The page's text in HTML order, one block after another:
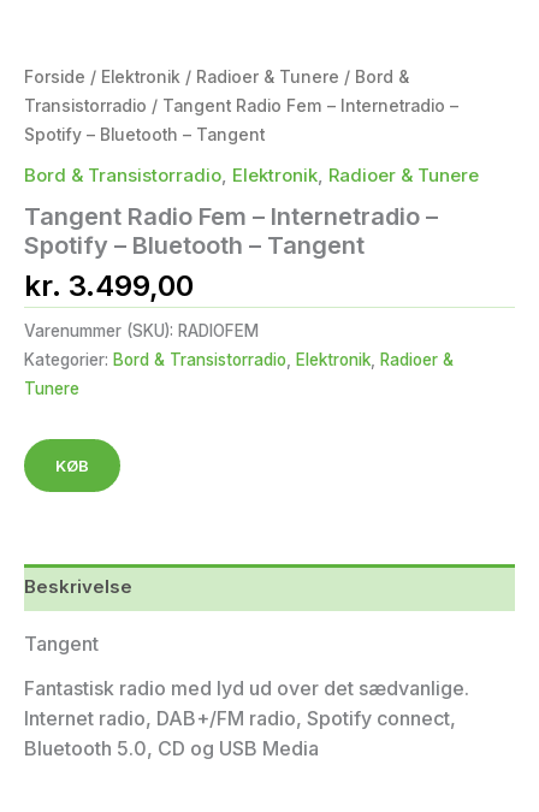
Forside / Elektronik / Radioer & Tunere / Bord &
Transistorradio / Tangent Radio Fem – Internetradio –
Spotify – Bluetooth – Tangent
Bord & Transistorradio, Elektronik, Radioer & Tunere
Tangent Radio Fem – Internetradio –
Spotify – Bluetooth – Tangent
kr. 3.499,00
Varenummer (SKU): RADIOFEM
Kategorier: Bord & Transistorradio Elektronik
Radioer &
Tunere
KØB
Beskrivelse
Tangent
Fantastisk radio med lyd ud over det sædvanlige.
Internet radio, DAB+/FM radio, Spotify connect,
Bluetooth 5.0, CD og USB Media